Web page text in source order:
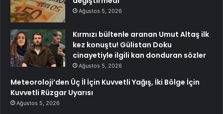
Ağustos 5, 2026
Kırmızı bültenle aranan Umut Altaş ilk
kez konuştu! Gülistan Doku
cinayetiyle ilgili kan donduran sözler
Ağustos 5, 2026
Meteoroloji’den Üç İl İçin Kuvvetli Yağış, İki Bölge İçin
Kuvvetli Rüzgar Uyarısı
Ağustos 5, 2026